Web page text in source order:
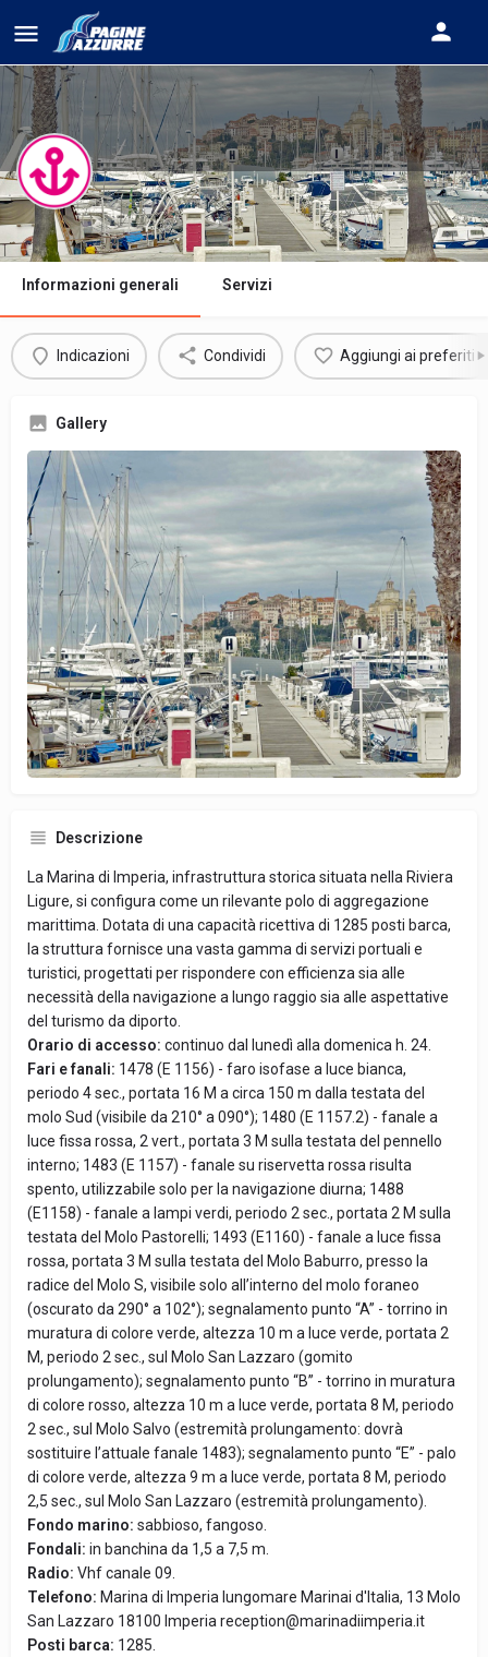
MARINA DI IMPERIA
Informazioni generali Servizi
Indicazioni Condividi Aggiungi ai preferiti
Gallery
Descrizione
La Marina di Imperia, infrastruttura storica situata nella Riviera
Ligure, si configura come un rilevante polo di aggregazione
marittima. Dotata di una capacità ricettiva di 1285 posti barca,
la struttura fornisce una vasta gamma di servizi portuali e
turistici, progettati per rispondere con efficienza sia alle
necessità della navigazione a lungo raggio sia alle aspettative
del turismo da diporto.
Orario di accesso: continuo dal lunedì alla domenica h. 24.
Fari e fanali: 1478 (E 1156) - faro isofase a luce bianca,
periodo 4 sec., portata 16 M a circa 150 m dalla testata del
molo Sud (visibile da 210° a 090°); 1480 (E 1157.2) - fanale a
luce fissa rossa, 2 vert., portata 3 M sulla testata del pennello
interno; 1483 (E 1157) - fanale su riservetta rossa risulta
spento, utilizzabile solo per la navigazione diurna; 1488
(E1158) - fanale a lampi verdi, periodo 2 sec., portata 2 M sulla
testata del Molo Pastorelli; 1493 (E1160) - fanale a luce fissa
rossa, portata 3 M sulla testata del Molo Baburro, presso la
radice del Molo S, visibile solo all’interno del molo foraneo
(oscurato da 290° a 102°); segnalamento punto “A” - torrino in
muratura di colore verde, altezza 10 m a luce verde, portata 2
M, periodo 2 sec., sul Molo San Lazzaro (gomito
prolungamento); segnalamento punto “B” - torrino in muratura
di colore rosso, altezza 10 m a luce verde, portata 8 M, periodo
2 sec., sul Molo Salvo (estremità prolungamento: dovrà
sostituire l’attuale fanale 1483); segnalamento punto “E” - palo
di colore verde, altezza 9 m a luce verde, portata 8 M, periodo
2,5 sec., sul Molo San Lazzaro (estremità prolungamento).
Fondo marino: sabbioso, fangoso.
Fondali: in banchina da 1,5 a 7,5 m.
Radio: Vhf canale 09.
Telefono: Marina di Imperia lungomare Marinai d'Italia, 13 Molo
San Lazzaro 18100 Imperia reception@marinadiimperia.it
Posti barca: 1285.